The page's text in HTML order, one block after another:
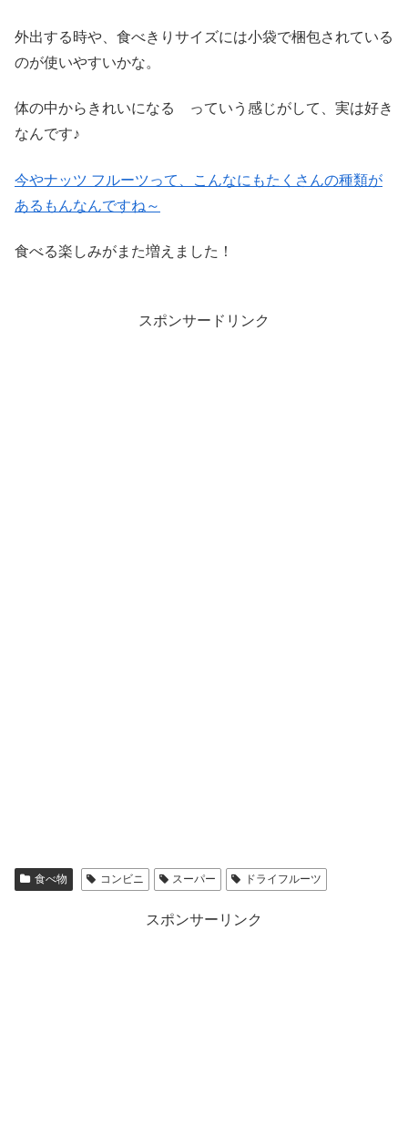
外出する時や、食べきりサイズには小袋で梱包されている
のが使いやすいかな。
体の中からきれいになる っていう感じがして、実は好き
なんです♪
今やナッツ フルーツって、こんなにもたくさんの種類が
あるもんなんですね～
食べる楽しみがまた増えました！
スポンサードリンク
食べ物 コンビニ スーパー ドライフルーツ
スポンサーリンク